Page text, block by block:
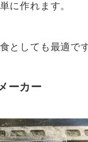
に作れます。
としても最適です
ーカー